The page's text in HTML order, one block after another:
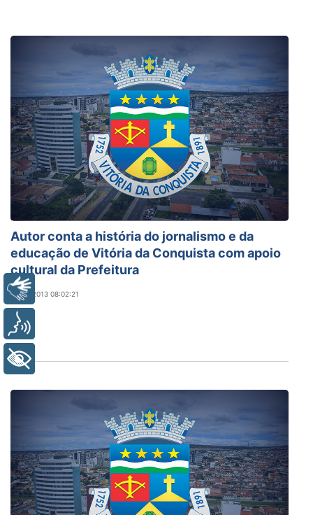
Autor conta a história do jornalismo e da
educação de Vitória da Conquista com apoio
cultural da Prefeitura
04/10/2013 08:02:21
Libras
+ Acessibilidade